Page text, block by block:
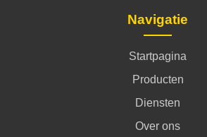
Navigatie
Startpagina
Producten
Diensten
Over ons